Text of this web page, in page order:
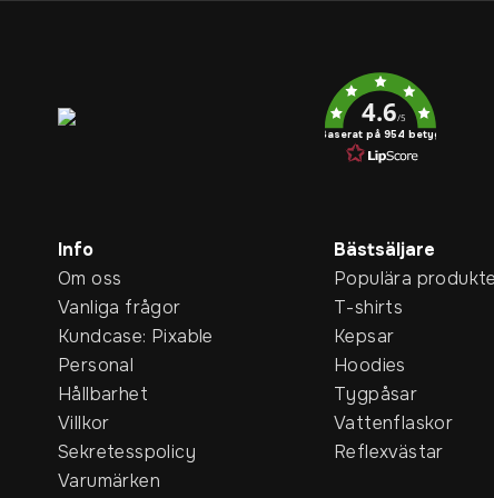
4.6/5
Baserat på 954 betyg
Info
Om oss
Vanliga frågor
Kundcase: Pixable
Personal
Hållbarhet
Villkor
Sekretesspolicy
Varumärken
Bästsäljare
Populära
T-shirts
Kepsar
Hoodies
Tygpåsar
Vattenflaskor
Reflexvästar